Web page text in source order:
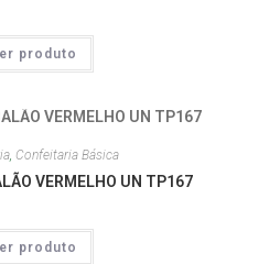
produto
, Confeitaria Básica
VERMELHO UN TP167
produto